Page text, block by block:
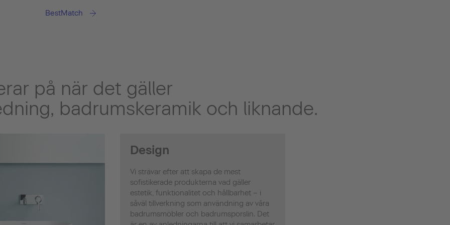
BestMatch
på när det gäller
badrumskeramik och liknande.
Design
Vi strävar efter att skapa de mest
sofistikerade produkterna vad gäller
estetik, funktionalitet och hållbarhet – i
såväl tillverkning som användning av våra
badrumsmöbler och badrumsporslin. Det